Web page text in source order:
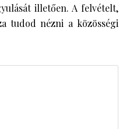
illetően. A felvételt,
tudod nézni a közösségi